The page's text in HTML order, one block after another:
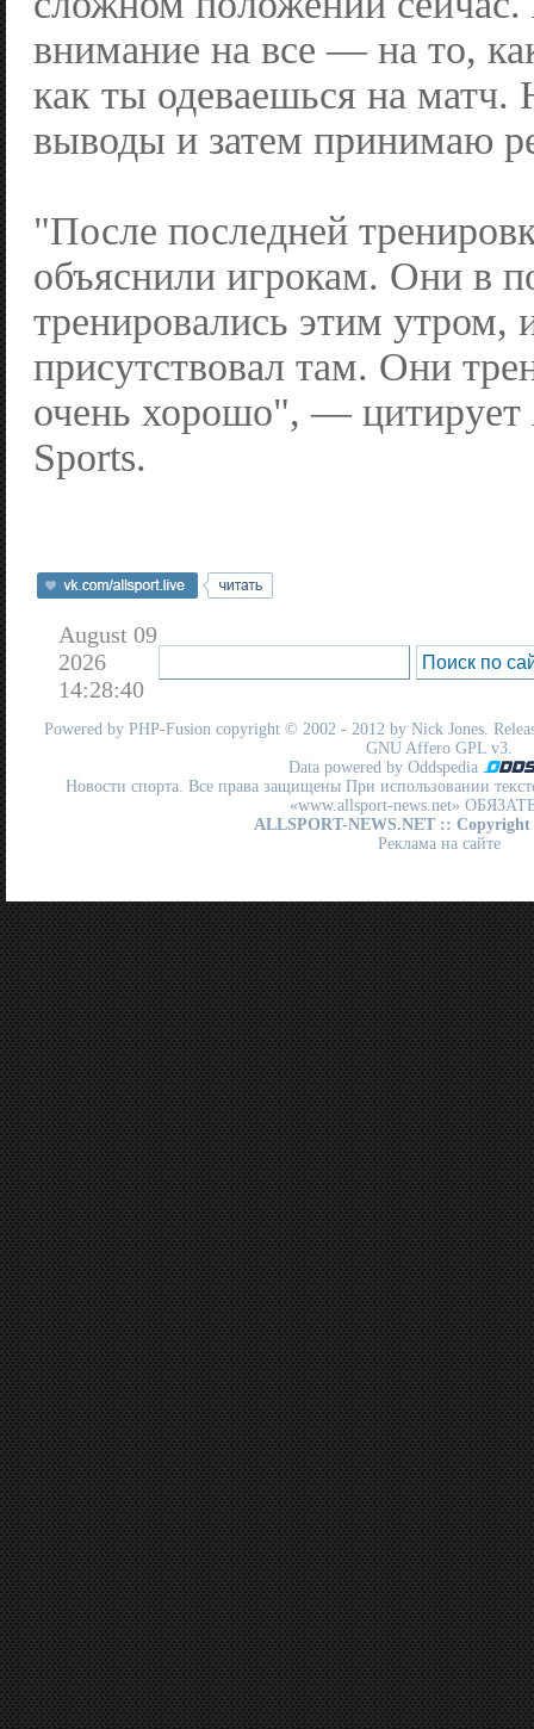
внимание на все — на то,
как ты одеваешься на
выводы и затем принимаю
"После последней
объяснили игрокам. Они в
тренировались этим утром,
присутствовал там. Они
очень хорошо", —
Sports.
August 09
2026
14:28:40
Powered by PHP-Fusion copyright © 2002 - 2012 by Nick Jones.
GNU Affero GPL v3.
Data powered by Oddspedia
Новости спорта. Все права защищены При использовании
«www.allsport-news.net»
ALLSPORT-NEWS.NET :: Copyright
Реклама на сайте